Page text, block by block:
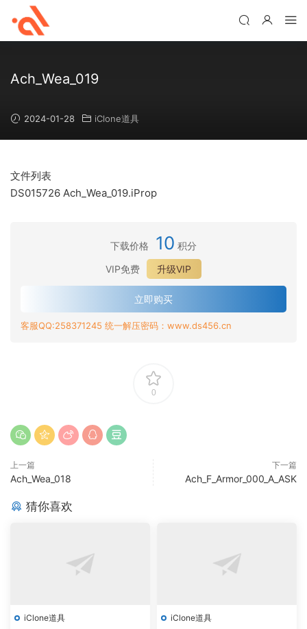
Ach_Wea_019
2024-01-28 iClone道具
文件列表
DS015726 Ach_Wea_019.iProp
下载价格 10 积分
VIP免费
升级VIP
立即购买
客服QQ:258371245 统一解压密码：www.ds456.cn
0
上一篇
Ach_Wea_018
下一篇
Ach_F_Armor_000_A_ASK
猜你喜欢
iClone道具 iClone道具